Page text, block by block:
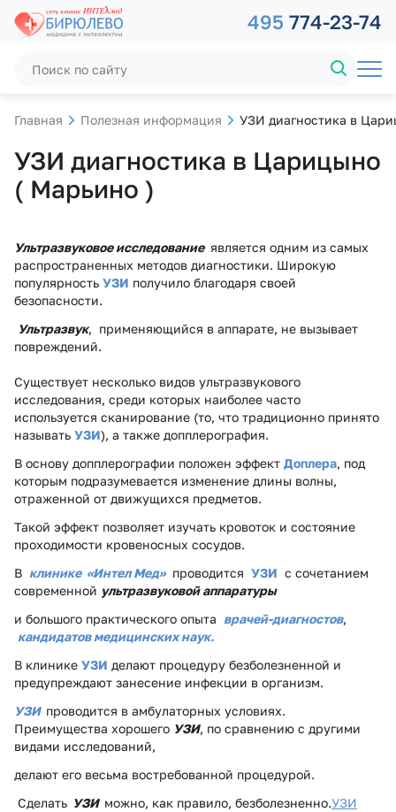
495 774-23-74
Главная Полезная информация УЗИ диагностика в
УЗИ диагностика в Царицыно
( Марьино )
Ультразвуковое исследование является одним из самых
распространенных методов диагностики. Широкую
популярность УЗИ получило благодаря своей
безопасности.
Ультразвук, применяющийся в аппарате, не вызывает
повреждений.
Существует несколько видов ультразвукового
исследования, среди которых наиболее часто
используется сканирование (то, что традиционно принято
называть УЗИ), а также допплерография.
В основу допплерографии положен эффект Доплера, под
которым подразумевается изменение длины волны,
отраженной от движущихся предметов.
Такой эффект позволяет изучать кровоток и состояние
проходимости кровеносных сосудов.
В клинике «Интел Мед»проводится УЗИ с сочетанием
современной ультразвуковой аппаратуры
и большого практического опыта врачей-диагностов,
кандидатов медицинских наук.
В клинике УЗИ делают процедуру безболезненной и
предупреждают занесение инфекции в организм.
УЗИ проводится в амбулаторных условиях.
Преимущества хорошего УЗИ, по сравнению с другими
видами исследований,
делают его весьма востребованной процедурой.
Сделать УЗИ можно, как правило, безболезненно.УЗИ